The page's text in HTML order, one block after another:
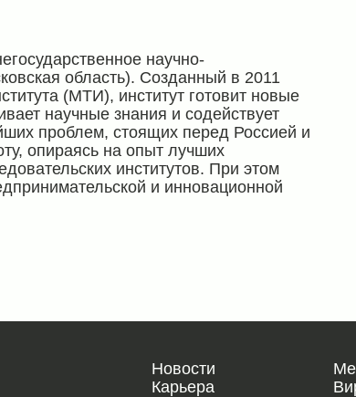
научно-
область). Созданный в 2011
(МТИ), институт готовит новые
научные знания и содействует
проблем, стоящих перед Россией и
опираясь на опыт лучших
институтов. При этом
и инновационной
Новости
Карьера